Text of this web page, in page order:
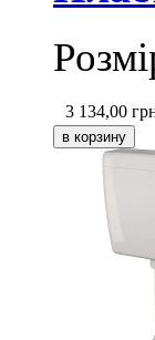
3 134,00